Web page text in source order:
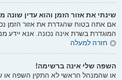
שינתי את אזור הזמן והוא עדין שונה
אם אתה בטוח שהגדרת את אזור הזמן נכון
המוגדרת בשרת אינה נכונה. אנא יידע
חזרה למעלה
השפה שלי אינה ברשימה!
או שהמנהל הראשי לא התקין השפה